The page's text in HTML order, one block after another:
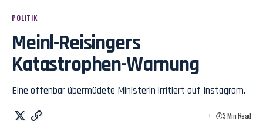
POLITIK
Meinl-Reisingers
Katastrophen-Warnung
Eine offenbar übermüdete Ministerin irritiert auf Instagram.
3 Min Read